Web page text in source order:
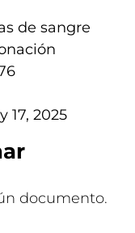
de sangre
17, 2025
documento.